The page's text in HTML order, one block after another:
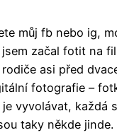
můj fb nebo ig,
začal fotit na
asi před
fotografie –
vyvolávat, každá
taky někde